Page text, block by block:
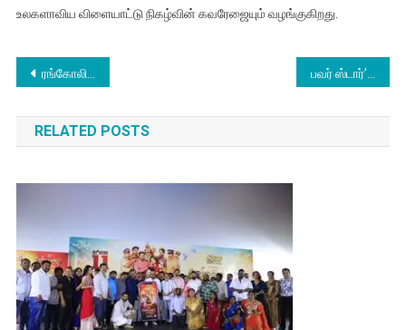
உலகளாவிய விளையாட்டு நிகழ்வின் கவரேஜையும் வழங்குகிறது.
Post
navigation
ரங்கோலி திரைவிமர்சனம் பவர் ஸ்டார்’ பவன் கல்யாண் நடிக்கும் ‘உஸ்தாத் பகத்சிங்’ படத்தின் புதிய போஸ்டர் வெளியீடு
RELATED POSTS